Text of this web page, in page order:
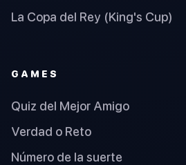
La Copa del Rey (King's Cup)
GAMES
Quiz del Mejor Amigo
Verdad o Reto
Número de la suerte